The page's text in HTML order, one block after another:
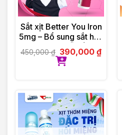
Sắt xịt Better You Iron
5mg – Bổ sung sắt hữu
cơ dạng xịt, dễ hấp thu
450,000₫ 390,000₫